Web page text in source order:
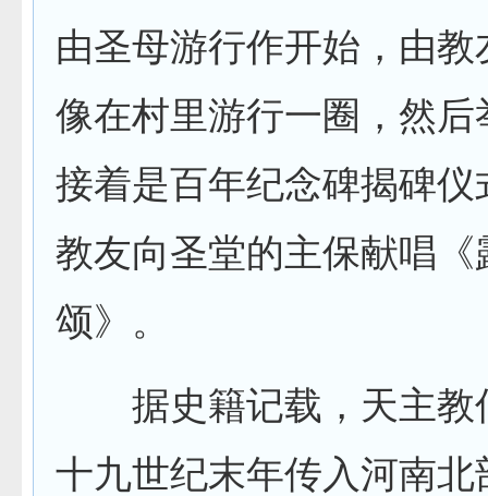
由圣母游行作开始，由教
像在村里游行一圈，然后
接着是百年纪念碑揭碑仪
教友向圣堂的主保献唱《
颂》。
据史籍记载，天主教
十九世纪末年传入河南北